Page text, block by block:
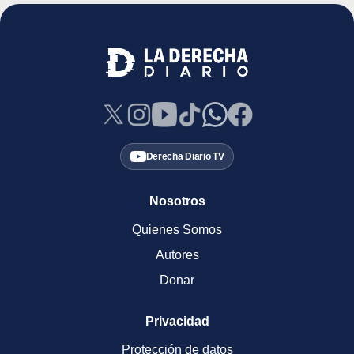
Derecha Diario TV
Nosotros
Quienes Somos
Autores
Donar
Privacidad
Protección de datos